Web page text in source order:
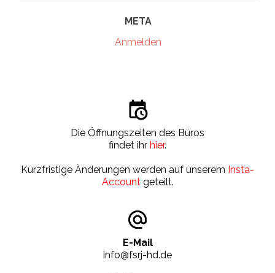
META
Anmelden
Die Öffnungszeiten des Büros
findet ihr hier.
Kurzfristige Änderungen werden auf unserem Insta-
Accountgeteilt.
E-Mail
info@fsrj-hd.de